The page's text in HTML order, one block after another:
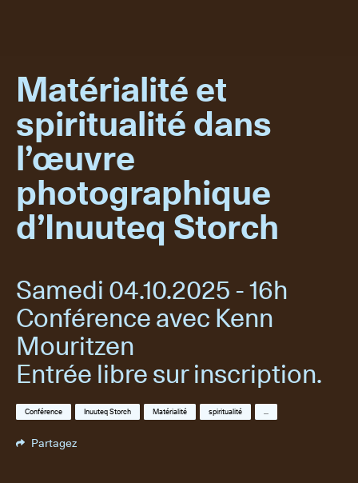
Matérialité et
spiritualité dans
l’œuvre
photographique
d’Inuuteq Storch
Samedi 04.10.2025 - 16h
Conférence avec Kenn
Mouritzen
Entrée libre sur inscription.
Conférence Inuuteq Storch Matérialité spiritualité ...
Partagez